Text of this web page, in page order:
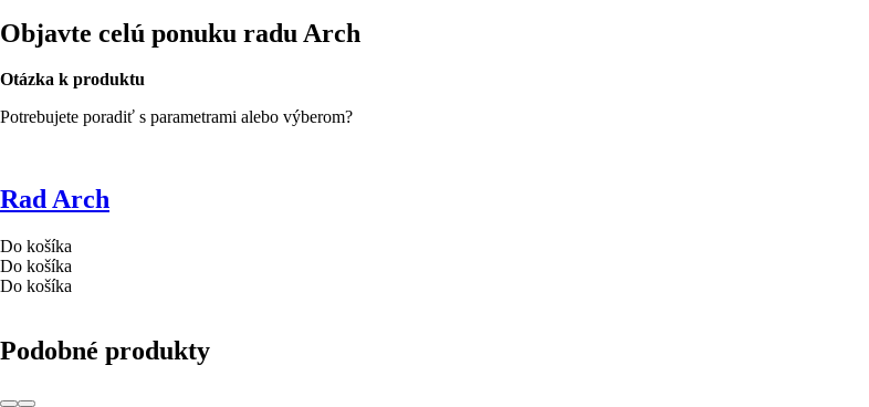
Objavte celú ponuku radu Arch
Otázka k produktu
Potrebujete poradiť s parametrami alebo výberom?
Rad Arch
Do košíka
Do košíka
Do košíka
Podobné produkty